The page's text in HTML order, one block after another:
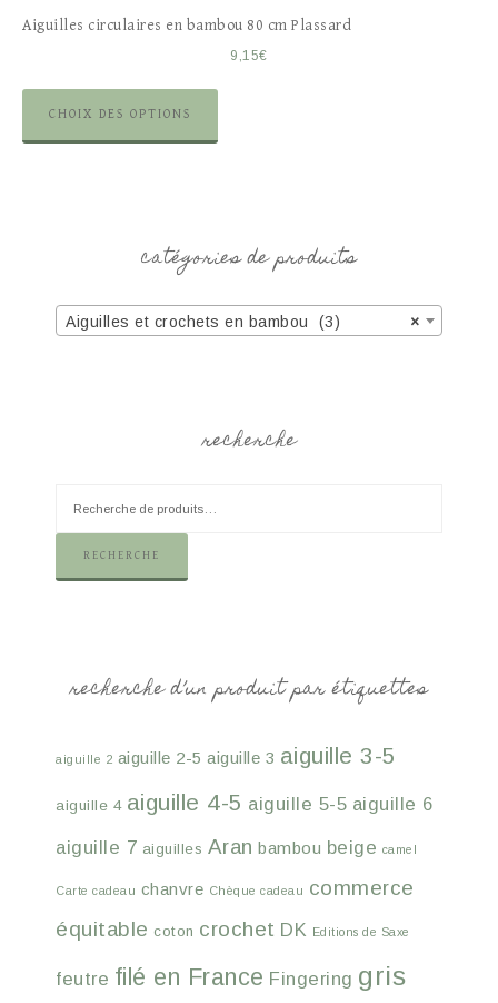
Aiguilles circulaires en bambou 80 cm Plassard
9,15€
CHOIX DES OPTIONS
catégories de produits
×
Aiguilles et crochets en bambou (3)
recherche
RECHERCHE
recherche d’un produit par étiquettes
aiguille 2 aiguille 2-5 aiguille 3 aiguille 3-5
aiguille 4 aiguille 4-5 aiguille 5-5 aiguille 6
aiguille 7 aiguilles Aran bambou beige camel
Carte cadeau chanvre Chèque cadeau commerce
équitable coton crochet DK Editions de Saxe
feutre filé en France Fingering gris